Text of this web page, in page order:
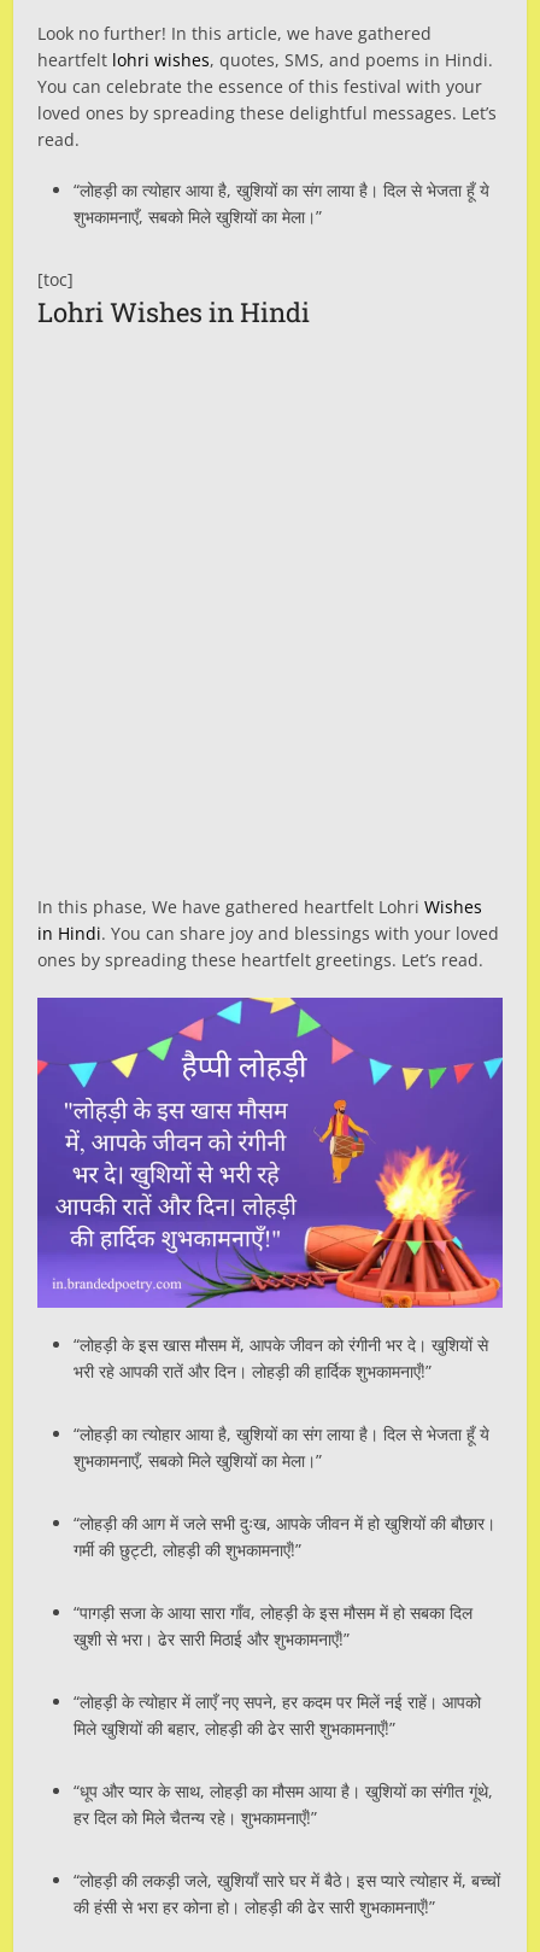
Look no further! In this article, we have gathered
heartfelt lohri wishes, quotes, SMS, and poems in Hindi.
You can celebrate the essence of this festival with your
loved ones by spreading these delightful messages. Let’s
read.
“लोहड़ी का त्योहार आया है, खुशियों का संग लाया है। दिल से भेजता हूँ ये
शुभकामनाएँ, सबको मिले खुशियों का मेला।”
[toc]
Lohri Wishes in Hindi
In this phase, We have gathered heartfelt LohriWishes
in Hindi. You can share joy and blessings with your loved
ones by spreading these heartfelt greetings. Let’s read.
“लोहड़ी के इस खास मौसम में, आपके जीवन को रंगीनी भर दे। खुशियों से
भरी रहे आपकी रातें और दिन। लोहड़ी की हार्दिक शुभकामनाएँ!”
“लोहड़ी का त्योहार आया है, खुशियों का संग लाया है। दिल से भेजता हूँ ये
शुभकामनाएँ, सबको मिले खुशियों का मेला।”
“लोहड़ी की आग में जले सभी दुःख, आपके जीवन में हो खुशियों की बौछार।
गर्मी की छुट्टी, लोहड़ी की शुभकामनाएँ!”
“पागड़ी सजा के आया सारा गाँव, लोहड़ी के इस मौसम में हो सबका दिल
खुशी से भरा। ढेर सारी मिठाई और शुभकामनाएँ!”
“लोहड़ी के त्योहार में लाएँ नए सपने, हर कदम पर मिलें नई राहें। आपको
मिले खुशियों की बहार, लोहड़ी की ढेर सारी शुभकामनाएँ!”
“धूप और प्यार के साथ, लोहड़ी का मौसम आया है। खुशियों का संगीत गूंथे,
हर दिल को मिले चैतन्य रहे। शुभकामनाएँ!”
“लोहड़ी की लकड़ी जले, खुशियाँ सारे घर में बैठे। इस प्यारे त्योहार में, बच्चों
की हंसी से भरा हर कोना हो। लोहड़ी की ढेर सारी शुभकामनाएँ!”